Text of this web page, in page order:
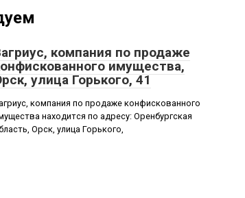
компания по продаже
имущества,
улица Горького, 41
компания по продаже конфискованного
находится по адресу: Оренбургская
Орск, улица Горького,